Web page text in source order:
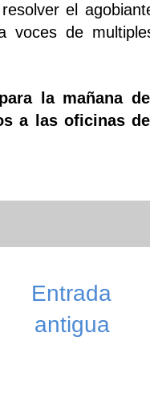
el
voces de
la mañana
a las oficinas
Entrada
antigua